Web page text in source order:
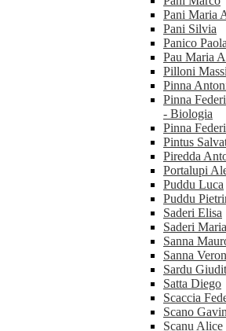
Pani Maria
Pani Silvia
Panico Paola
Pau Maria
Pilloni
Pinna
Pinna
- Biologia
Pinna
Pintus
Piredda
Portalupi
Puddu Luca
Puddu
Saderi Elisa
Saderi
Sanna
Sanna
Sardu
Satta Diego
Scaccia
Scano
Scanu Alice